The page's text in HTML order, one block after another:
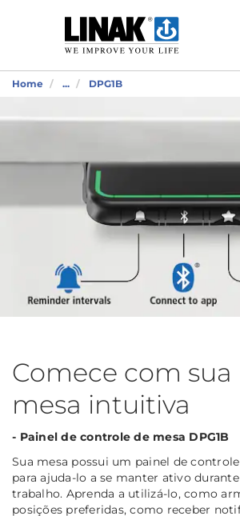
Home ... DPG1B
Comece com sua
mesa intuitiva
- Painel de controle de mesa DPG1B
Sua mesa possui um painel de
para ajuda-lo a se manter ativo
trabalho. Aprenda a utilizá-lo, como
posições preferidas, como receber